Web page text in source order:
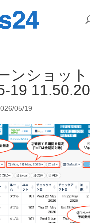
ンショット
19 11.50.20
05/19